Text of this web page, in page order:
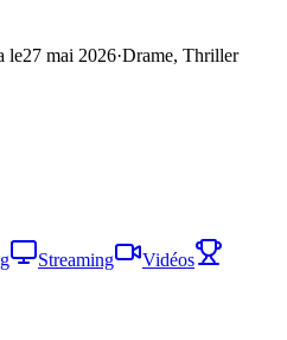
le27 mai 2026·Drame, Thriller
Streaming
Vidéos